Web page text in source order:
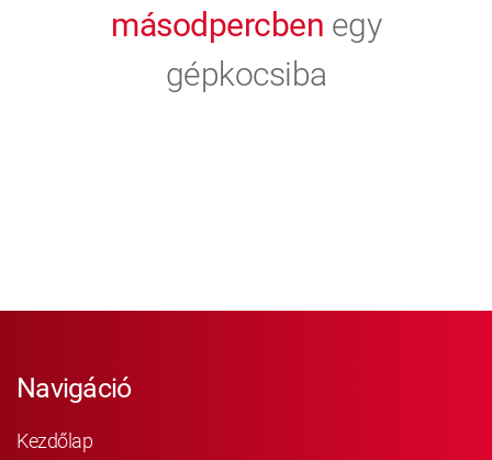
másodpercben egy
gépkocsiba
Navigáció
Kezdőlap